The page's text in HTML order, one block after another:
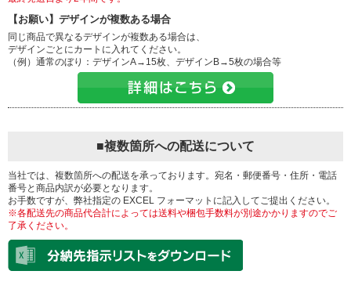
【お願い】デザインが複数ある場合
同じ商品で異なるデザインが複数ある場合は、
デザインごとにカートに入れてください。
（例）通常のぼり：デザインA→15枚、デザインB→5枚の場合等
■複数箇所への配送について
当社では、複数箇所への配送を承っております。宛名・郵便番号・住所・電話
番号と商品内訳が必要となります。
お手数ですが、弊社指定の EXCEL フォーマットに記入してご提出ください。
※各配送先の商品代合計によっては送料や梱包手数料が別途かかりますのでご
了承ください。